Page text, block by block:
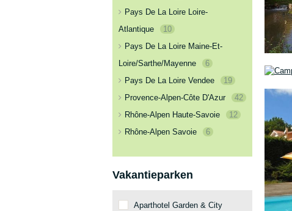
Pays De La Loire Loire-
Atlantique
10
Pays De La Loire Maine-Et-
Loire/Sarthe/Mayenne
6
Pays De La Loire Vendee
19
Provence-Alpen-Côte D'Azur
42
Rhône-Alpen Haute-Savoie
12
Rhône-Alpen Savoie
6
Vakantieparken
Aparthotel Garden & City